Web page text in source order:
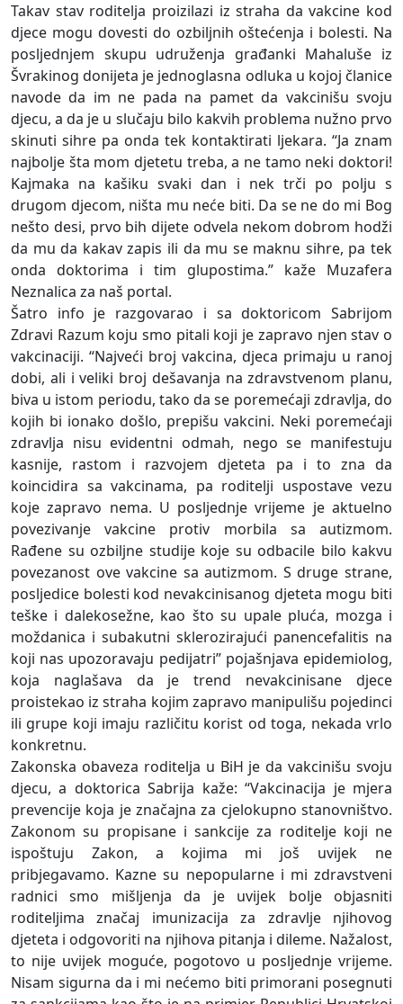
Takav stav roditelja proizilazi iz straha da vakcine kod
djece mogu dovesti do ozbiljnih oštećenja i bolesti. Na
posljednjem skupu udruženja građanki Mahaluše iz
Švrakinog donijeta je jednoglasna odluka u kojoj članice
navode da im ne pada na pamet da vakcinišu svoju
djecu, a da je u slučaju bilo kakvih problema nužno prvo
skinuti sihre pa onda tek kontaktirati ljekara. “Ja znam
najbolje šta mom djetetu treba, a ne tamo neki doktori!
Kajmaka na kašiku svaki dan i nek trči po polju s
drugom djecom, ništa mu neće biti. Da se ne do mi Bog
nešto desi, prvo bih dijete odvela nekom dobrom hodži
da mu da kakav zapis ili da mu se maknu sihre, pa tek
onda doktorima i tim glupostima.” kaže Muzafera
Neznalica za naš portal.
Šatro info je razgovarao i sa doktoricom Sabrijom
Zdravi Razum koju smo pitali koji je zapravo njen stav o
vakcinaciji. “Najveći broj vakcina, djeca primaju u ranoj
dobi, ali i veliki broj dešavanja na zdravstvenom planu,
biva u istom periodu, tako da se poremećaji zdravlja, do
kojih bi ionako došlo, prepišu vakcini. Neki poremećaji
zdravlja nisu evidentni odmah, nego se manifestuju
kasnije, rastom i razvojem djeteta pa i to zna da
koincidira sa vakcinama, pa roditelji uspostave vezu
koje zapravo nema. U posljednje vrijeme je aktuelno
povezivanje vakcine protiv morbila sa autizmom.
Rađene su ozbiljne studije koje su odbacile bilo kakvu
povezanost ove vakcine sa autizmom. S druge strane,
posljedice bolesti kod nevakcinisanog djeteta mogu biti
teške i dalekosežne, kao što su upale pluća, mozga i
moždanica i subakutni sklerozirajući panencefalitis na
koji nas upozoravaju pedijatri” pojašnjava epidemiolog,
koja naglašava da je trend nevakcinisane djece
proistekao iz straha kojim zapravo manipulišu pojedinci
ili grupe koji imaju različitu korist od toga, nekada vrlo
konkretnu.
Zakonska obaveza roditelja u BiH je da vakcinišu svoju
djecu, a doktorica Sabrija kaže: “Vakcinacija je mjera
prevencije koja je značajna za cjelokupno stanovništvo.
Zakonom su propisane i sankcije za roditelje koji ne
ispoštuju Zakon, a kojima mi još uvijek ne
pribjegavamo. Kazne su nepopularne i mi zdravstveni
radnici smo mišljenja da je uvijek bolje objasniti
roditeljima značaj imunizacija za zdravlje njihovog
djeteta i odgovoriti na njihova pitanja i dileme. Nažalost,
to nije uvijek moguće, pogotovo u posljednje vrijeme.
Nisam sigurna da i mi nećemo biti primorani posegnuti